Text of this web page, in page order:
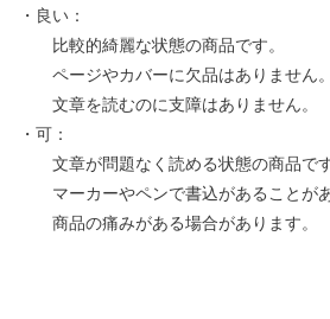
・良い：
比較的綺麗な状態の商品です。
ページやカバーに欠品はありません。
文章を読むのに支障はありません。
・可：
文章が問題なく読める状態の商品です
マーカーやペンで書込があることがあ
商品の痛みがある場合があります。